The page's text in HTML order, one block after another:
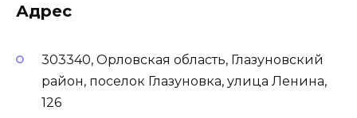
Адрес
303340, Орловская область, Глазуновский
район, поселок Глазуновка, улица Ленина,
126